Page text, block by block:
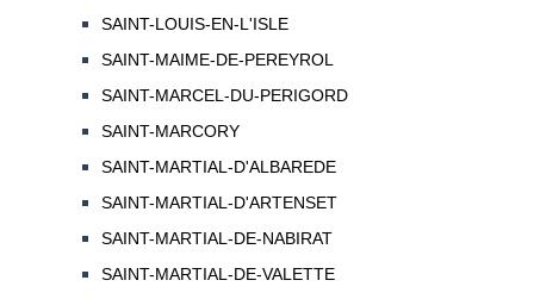
SAINT-LOUIS-EN-L'ISLE
SAINT-MAIME-DE-PEREYROL
SAINT-MARCEL-DU-PERIGORD
SAINT-MARCORY
SAINT-MARTIAL-D'ALBAREDE
SAINT-MARTIAL-D'ARTENSET
SAINT-MARTIAL-DE-NABIRAT
SAINT-MARTIAL-DE-VALETTE